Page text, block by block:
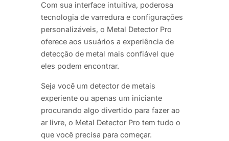
Com sua interface intuitiva, poderosa
tecnologia de varredura e configurações
personalizáveis, o Metal Detector Pro
oferece aos usuários a experiência de
detecção de metal mais confiável que
eles podem encontrar.
Seja você um detector de metais
experiente ou apenas um iniciante
procurando algo divertido para fazer ao
ar livre, o Metal Detector Pro tem tudo o
que você precisa para começar.